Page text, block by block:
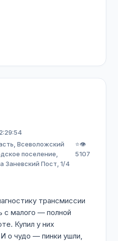
Всеволожский
поселение,
Заневский Пост, 1/4
⭐
5
👁️
107
трансмиссии
с малого — полной
Купил у них
о чудо — пинки ушли,